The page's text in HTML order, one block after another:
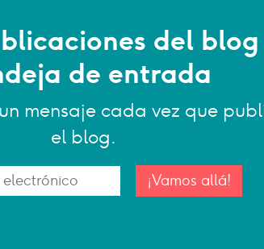
del
de entrada
mensaje cada vez que
el blog.
¡Vamos allá!